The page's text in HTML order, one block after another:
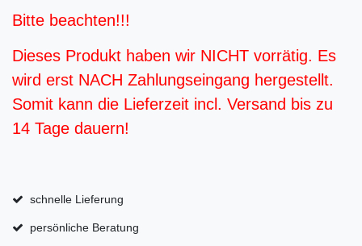
Bitte beachten!!!
Dieses Produkt haben wir NICHT vorrätig. Es
wird erst NACH Zahlungseingang hergestellt.
Somit kann die Lieferzeit incl. Versand bis zu
14 Tage dauern!
schnelle Lieferung
persönliche Beratung